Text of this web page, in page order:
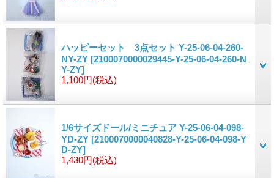
ハッピーセット 3点セット Y-25-06-04-260-
NY-ZY [2100070000029445-Y-25-06-04-260-N
Y-ZY]
1,100円(税込)
1/6サイズドール/ミニチュア Y-25-06-04-098-
YD-ZY [2100070000040828-Y-25-06-04-098-Y
D-ZY]
1,430円(税込)